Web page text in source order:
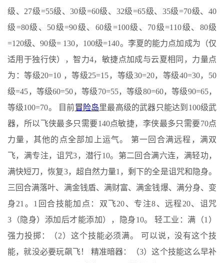
级、27级=55级、30级=60级、32级=65级、35级=70级、40
级=80级、50级=90级、60级=100级、70级=110级、80级
=120级、90级= 130，100级=140。李夏的能力点加成为（仅
适用于独行侠），智力4，敏捷点加成与云夏相同，力量点
为：等级20=10 ，等级25=15，等级30=20，等级40=30，50
级=45，等级60=50，等级70=55，等级80=60，等级90=65，
等级100=70。 目前冒险岛里最高级的武器只能达到100级武
器，所以飞侠最多只需要140点敏捷，李侠最多只需要70点
力量，其他的点全部加上运气。 第一回合满远程，满双
飞，满专注，诅咒3，潜行10。第二回合满六连，满轻功，
满快短刀，恢复3，超自然力量1，剩下的全是诅咒和隐身。
三回合满落叶、满金钱盾、满财富、满金钱爆、满分身、变
身21。1回合技能加点：双飞20、专注8、远程20、诅咒
3（隐身）添加后才能添加），隐身10。 轻工业：满（1）
强力投掷：（2）这个技能必须满。 可以说，没有这个技
能，就没必要玩飙飞！ 精准暗器：（3）这个技能这么早补